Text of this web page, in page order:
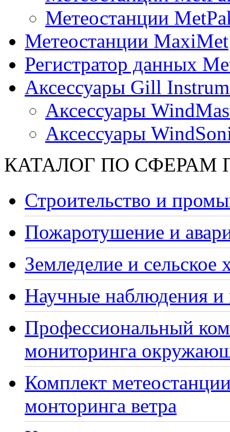
Метеостанции
Метеостанции MaxiMet
Регистратор данных
Аксессуары Gill
Аксессуары
Аксессуары
КАТАЛОГ ПО СФЕРАМ
Строительство и
Пожаротушение и
Земледелие и сельское
Научные наблюдения и
Профессиональный
мониторинга
Комплект
монторинга ветра